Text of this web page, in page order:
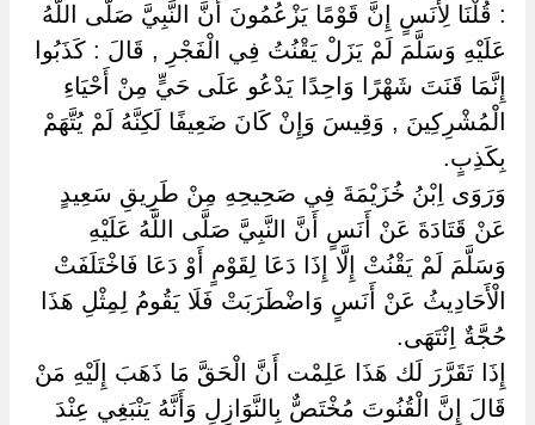
: قُلْنَا لِأَنَسٍ إِنَّ قَوْمًا يَزْعُمُونَ أَنَّ النَّبِيَّ صَلَّى اللَّهُ
عَلَيْهِ وَسَلَّمَ لَمْ يَزَلْ يَقْنُتُ فِي الْفَجْرِ , قَالَ : كَذَبُوا
إِنَّمَا قَنَتَ شَهْرًا وَاحِدًا يَدْعُو عَلَى حَيٍّ مِنْ أَحْيَاءِ
الْمُشْرِكِينَ , وَقِيسَ وَإِنْ كَانَ ضَعِيفًا لَكِنَّهُ لَمْ يُتَّهَمْ
بِكَذِبٍ.
وَرَوَى اِبْنُ خُزَيْمَةَ فِي صَحِيحِهِ مِنْ طَرِيقِ سَعِيدٍ
عَنْ قَتَادَةَ عَنْ أَنَسٍ أَنَّ النَّبِيَّ صَلَّى اللَّهُ عَلَيْهِ
وَسَلَّمَ لَمْ يَقْنُتْ إِلَّا إِذَا دَعَا لِقَوْمٍ أَوْ دَعَا فَاخْتَلَفَتْ
الْأَحَادِيثُ عَنْ أَنَسٍ وَاضْطَرَبَتْ فَلَا يَقُومُ لِمِثْلِ هَذَا
حُجَّةٌ اِنْتَهَى.
إِذَا تَقَرَّرَ لَك هَذَا عَلِمْت أَنَّ الْحَقَّ مَا ذَهَبَ إِلَيْهِ مَنْ
قَالَ إِنَّ الْقُنُوتَ مُخْتَصٌّ بِالنَّوَازِلِ وَأَنَّهُ يَنْبَغِي عِنْدَ